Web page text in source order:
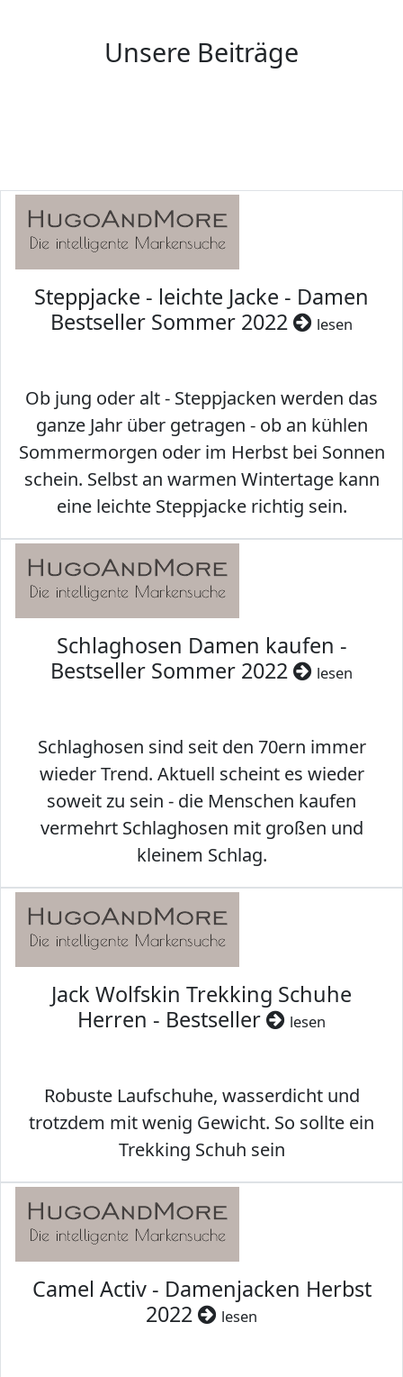
Unsere Beiträge
Steppjacke - leichte Jacke - Damen
Bestseller Sommer 2022
lesen
Ob jung oder alt - Steppjacken werden das
ganze Jahr über getragen - ob an kühlen
Sommermorgen oder im Herbst bei Sonnen
schein. Selbst an warmen Wintertage kann
eine leichte Steppjacke richtig sein.
Schlaghosen Damen kaufen -
Bestseller Sommer 2022
lesen
Schlaghosen sind seit den 70ern immer
wieder Trend. Aktuell scheint es wieder
soweit zu sein - die Menschen kaufen
vermehrt Schlaghosen mit großen und
kleinem Schlag.
Jack Wolfskin Trekking Schuhe
Herren - Bestseller
lesen
Robuste Laufschuhe, wasserdicht und
trotzdem mit wenig Gewicht. So sollte ein
Trekking Schuh sein
Camel Activ - Damenjacken Herbst
2022
lesen